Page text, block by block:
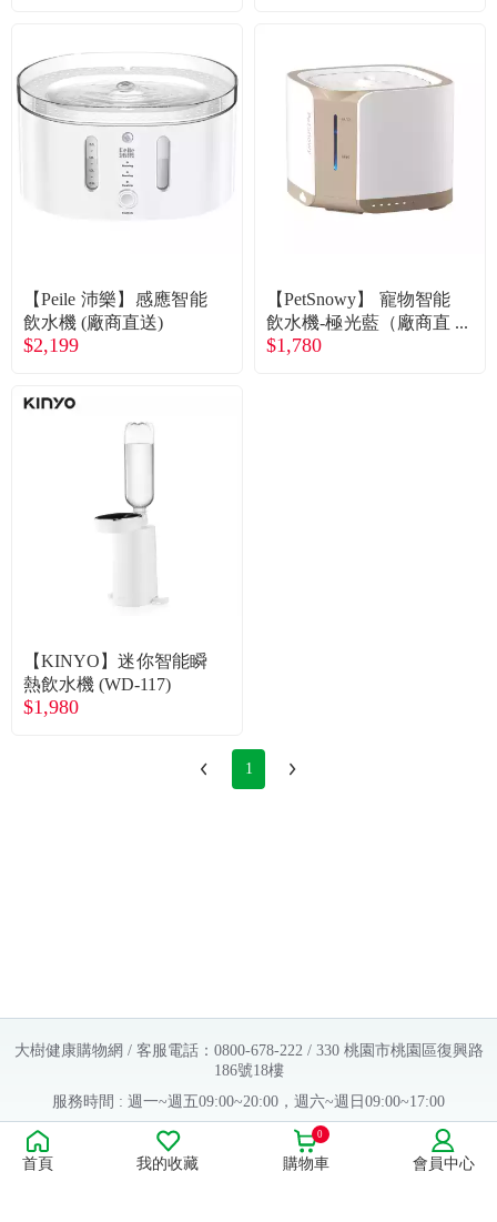
合作提案
購物流程
折價券、紅利說明
【Peile 沛樂】感應智能
飲水機 (廠商直送)
$2,199
【PetSnowy】 寵物智能
飲水機-極光藍（廠商直
送）
$1,780
【KINYO】迷你智能瞬
熱飲水機 (WD-117)
$1,980
1
大樹健康購物網 / 客服電話：0800-678-222 / 330 桃園市桃園區復興路
186號18樓
服務時間 : 週一~週五09:00~20:00，週六~週日09:00~17:00
Copyright © 2016 大樹連鎖藥局. All Rights Reserved.
販售業者資料：
首頁 我的收藏 購物車
0
會員中心